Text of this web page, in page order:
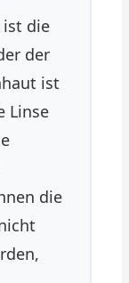
ist die
der
ist
Linse
die